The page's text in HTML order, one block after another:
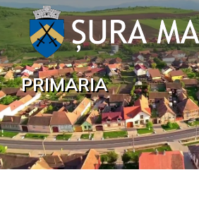
Skip
content
PRIMARIA